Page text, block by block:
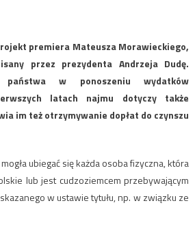
premiera Mateusza Morawieckiego,
przez prezydenta Andrzeja Dudę.
w ponoszeniu wydatków
latach najmu dotyczy także
im też otrzymywanie dopłat do czynszu
ubiegać się każda osoba fizyczna, która
lub jest cudzoziemcem przebywającym
w ustawie tytułu, np. w związku ze